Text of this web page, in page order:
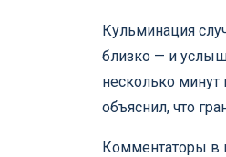
Кульминация
близко — и
несколько
объяснил, что
Комментаторы в